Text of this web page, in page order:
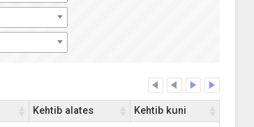
Kehtib alates
Kehtib kuni